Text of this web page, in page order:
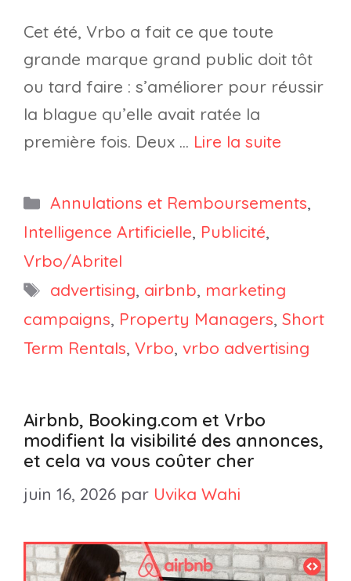
Cet été, Vrbo a fait ce que toute
grande marque grand public doit tôt
ou tard faire : s’améliorer pour réussir
la blague qu’elle avait ratée la
première fois. Deux … Lire la suite
Catégories
Annulations et Remboursements,
Intelligence Artificielle, Publicité,
Vrbo/Abritel
Étiquettes
advertising, airbnb, marketing
campaigns, Property Managers, Short
Term Rentals, Vrbo, vrbo advertising
Airbnb, Booking.com et Vrbo
modifient la visibilité des annonces,
et cela va vous coûter cher
juin 16, 2026 par Uvika Wahi